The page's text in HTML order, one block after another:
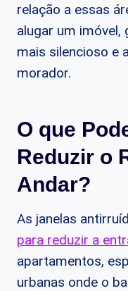
relação a essas
alugar um imóvel,
mais silencioso e
morador.
O que
Reduzir o
Andar?
As janelas
para reduzir a
apartamentos,
urbanas onde o